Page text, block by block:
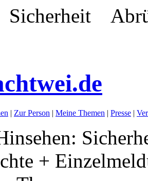
| Zur Person | Meine Themen | Presse |
+